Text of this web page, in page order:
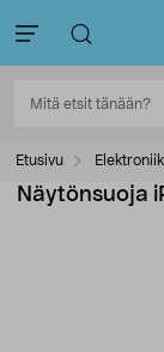
Etusivu
Näytönsuoja